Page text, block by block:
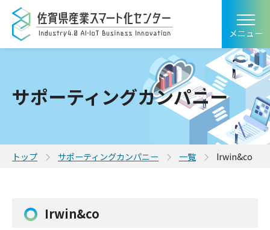
メニュー
サポーティングカンパニー
トップ サポーティングカンパニー 一覧 Irwin&co
Irwin&co